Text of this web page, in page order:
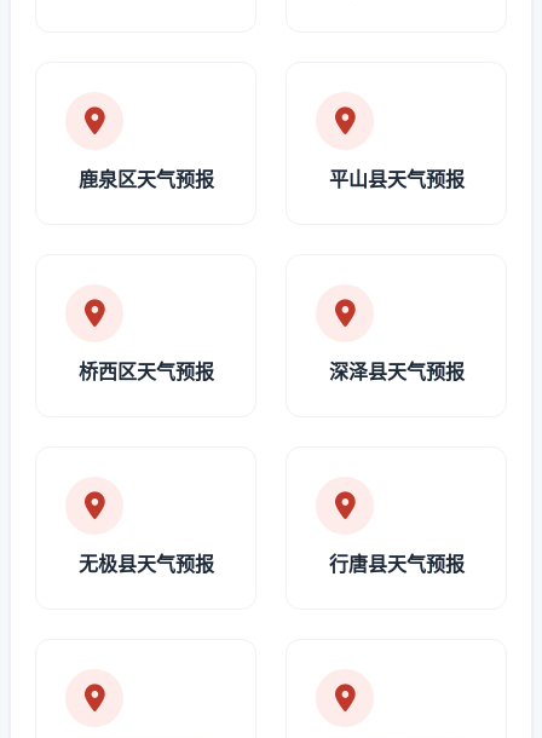
鹿泉区天气预报 平山县天气预报
桥西区天气预报 深泽县天气预报
无极县天气预报 行唐县天气预报